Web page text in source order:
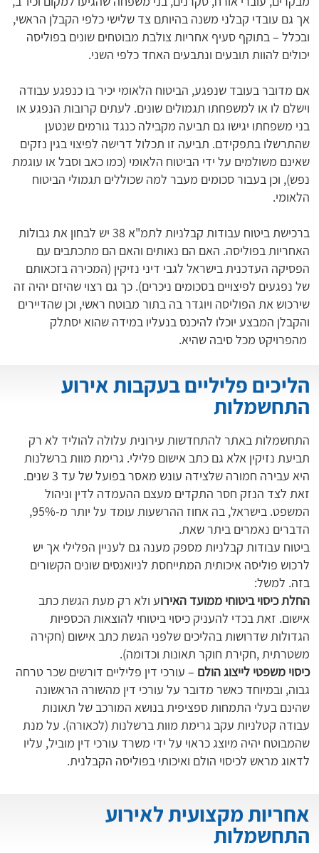
אך גם עובדי קבלני משנה בהיותם צד שלישי כלפי הקבלן הראשי,
ובכלל – בתוקף סעיף אחריות צולבת מבוטחים שונים בפוליסה
יכולים להוות תובעים ונתבעים האחד כלפי השני.
אם מדובר בעובד שנפגע, הביטוח הלאומי יכיר בו כנפגע עבודה
וישלם לו או למשפחתו תגמולים שונים. לעתים קרובות הנפגע או
בני משפחתו יגישו גם תביעה מקבילה כנגד גורמים שנטען
שהתרשלו בתפקידם. תביעה זו תכלול דרישה לפיצוי בגין נזקים
שאינם משולמים על ידי הביטוח הלאומי (כמו כאב וסבל או עוגמת
נפש), וכן בעבור סכומים מעבר למה שכוללים תגמולי הביטוח
הלאומי.
ברכישת ביטוח עבודות קבלניות לתמ"א 38 יש לבחון את גבולות
האחריות בפוליסה. האם הם נאותים והאם הם מתכתבים עם
הפסיקה העדכנית בישראל לגבי דיני נזיקין (המכירה בזכאותם
של נפגעים לפיצויים בסכומים ניכרים). כך גם רצוי שהיזם יהיה זה
שירכוש את הפוליסה ויוגדר בה בתור מבוטח ראשי, וכן שהדיירים
והקבלן המבצע יוכלו להיכנס בנעליו במידה שהוא יסתלק
מהפרויקט מכל סיבה שהיא.
התחשמלות באתר להתחדשות עירונית עלולה להוליד לא רק
תביעת נזיקין אלא גם כתב אישום פלילי. גרימת מוות ברשלנות
היא עבירה חמורה שלצידה עונש מאסר בפועל של עד 3 שנים.
זאת לצד הנזק חסר התקדים מעצם ההעמדה לדין וניהול
המשפט. בישראל, בה אחוז ההרשעות עומד על יותר מ-95%,
הדברים נאמרים ביתר שאת.
ביטוח עבודות קבלניות מספק מענה גם לעניין הפלילי אך יש
לרכוש פוליסה איכותית המתייחסת לניואנסים שונים הקשורים
בזה. למשל:
החלת כיסוי ביטוחי ממועד האירוע ולא רק מעת הגשת כתב
אישום. זאת בכדי להעניק כיסוי ביטוחי להוצאות הכספיות
הגדולות שדרושות בהליכים שלפני הגשת כתב אישום (חקירה
משטרתית ,חקירת חוקר תאונות וכדומה).
כיסוי משפטי לייצוג הולם – עורכי דין פליליים דורשים שכר טרחה
גבוה, ובמיוחד כאשר מדובר על עורכי דין מהשורה הראשונה
שהינם בעלי התמחות ספציפית בנושא המורכב של תאונות
עבודה קטלניות עקב גרימת מוות ברשלנות (לכאורה). על מנת
שהמבוטח יהיה מיוצג כראוי על ידי משרד עורכי דין מוביל, עליו
לדאוג מראש לכיסוי הולם ואיכותי בפוליסה הקבלנית.
הליכים פליליים בעקבות אירוע
התחשמלות
אחריות מקצועית לאירוע
התחשמלות